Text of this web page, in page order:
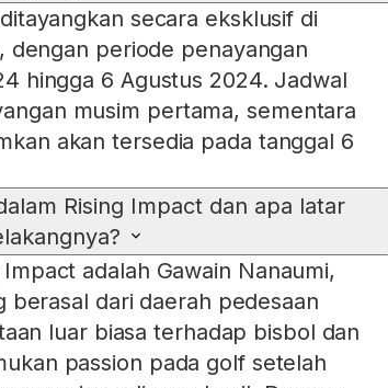
secara eksklusif di
periode penayangan
hingga 6 Agustus 2024. Jadwal
musim pertama, sementara
akan tersedia pada tanggal 6
Rising Impact dan apa latar
adalah Gawain Nanaumi,
berasal dari daerah pedesaan
luar biasa terhadap bisbol dan
passion pada golf setelah